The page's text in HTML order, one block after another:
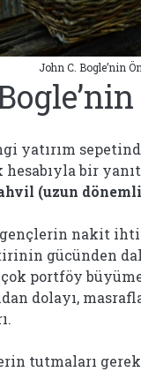
John C. Bogle’nin
yatırım
bir
(uzun
gençlerin nakit
gücünden
portföy
dolayı,
tutmaları